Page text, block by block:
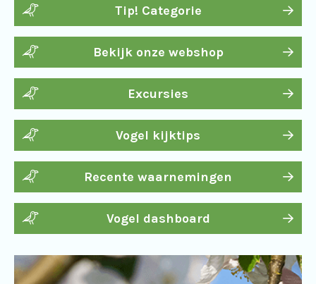
Tip! Categorie
Bekijk onze webshop
Excursies
Vogel kijktips
Recente waarnemingen
Vogel dashboard